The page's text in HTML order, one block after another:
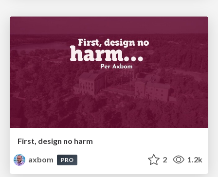
First, design no harm
axbom
PRO 2 1.2k